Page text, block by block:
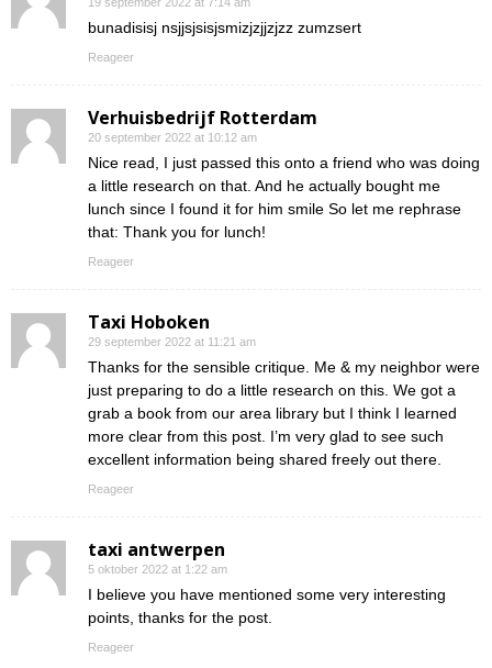
bunadisisj nsjjsjsisjsmizjzjjzjzz zumzsert
Reageer
Verhuisbedrijf Rotterdam
20 september 2022 at 10:12 am
Nice read, I just passed this onto a friend who was doing
a little research on that. And he actually bought me
lunch since I found it for him smile So let me rephrase
that: Thank you for lunch!
Reageer
Taxi Hoboken
29 september 2022 at 11:21 am
Thanks for the sensible critique. Me & my neighbor were
just preparing to do a little research on this. We got a
grab a book from our area library but I think I learned
more clear from this post. I’m very glad to see such
excellent information being shared freely out there.
Reageer
taxi antwerpen
5 oktober 2022 at 1:22 am
I believe you have mentioned some very interesting
points, thanks for the post.
Reageer